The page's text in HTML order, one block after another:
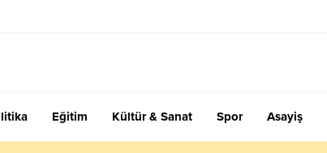
Eğitim Kültür & Sanat Spor Asayiş